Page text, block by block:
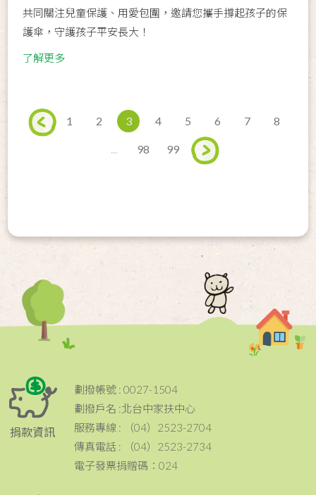
共同關注兒童保護、用愛包圍，邀請您攜手撐起孩子的保
護傘，守護孩子平安長大！
了解更多
1 2 3 4 5 6 7 8
98 99
捐款資訊
劃撥帳號 : 0027-1504
劃撥戶名 :北台中家扶中心
服務專線 : （04）2523-2704
傳真電話 : （04）2523-2734
電子發票捐贈碼：024